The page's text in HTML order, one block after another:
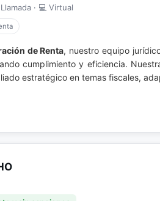
· 💻 Virtual
de Renta, nuestro equipo
cumplimiento y eficiencia.
estratégico en temas fiscales,